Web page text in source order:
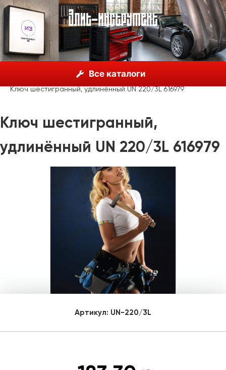
Все каталоги
Unior, Словения
Ключи шестигранные
Ключ шестигранный, удлинённый UN 220/3L 616979
Ключ шестигранный,
удлинённый UN 220/3L 616979
Артикул: UN-220/3L